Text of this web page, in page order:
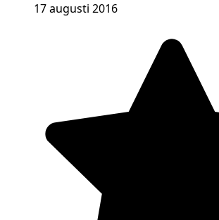
17 augusti 2016